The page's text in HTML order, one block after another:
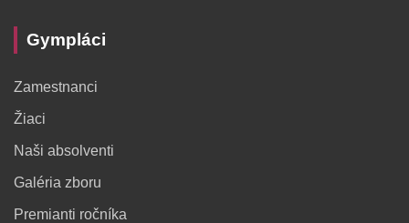
Gympláci
Zamestnanci
Žiaci
Naši absolventi
Galéria zboru
Premianti ročníka